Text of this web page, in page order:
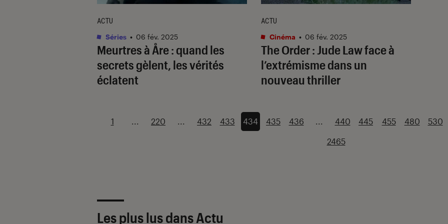
Meurtres à Åre: quand les
secrets gèlent, les vérités
éclatent
ACTU
Séries • 06 fév. 2025
The Order: Jude Law face à
l’extrémisme dans un
nouveau thriller
ACTU
Cinéma • 06 fév. 2025
1 ... 220 ... 432 433 434 435 436 ... 440 445 455 480 530
2465
Les plus lus dans Actu